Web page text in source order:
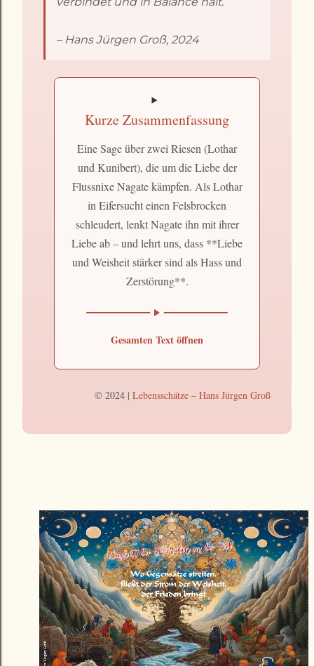
– Hans Jürgen Groß, 2024
Kurze Zusammenfassung
Eine Sage über zwei Riesen (Lothar
und Kunibert), die um die Liebe der
Flussnixe Nagate kämpfen. Als Lothar
in Eifersucht einen Felsbrocken
schleudert, lenkt Nagate ihn mit ihrer
Liebe ab – und lehrt uns, dass **Liebe
und Weisheit stärker sind als Hass und
Zerstörung**.
Gesamten Text öffnen
© 2024 | Lebensschätze – Hans Jürgen Groß